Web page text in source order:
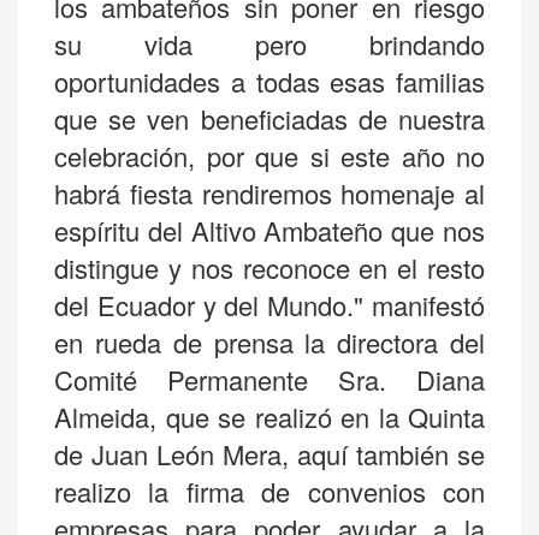
su vida pero brindando
oportunidades a todas esas familias
que se ven beneficiadas de nuestra
celebración, por que si este año no
habrá fiesta rendiremos homenaje al
espíritu del Altivo Ambateño que nos
distingue y nos reconoce en el resto
del Ecuador y del Mundo." manifestó
en rueda de prensa la directora del
Comité Permanente Sra. Diana
Almeida, que se realizó en la Quinta
de Juan León Mera, aquí también se
realizo la firma de convenios con